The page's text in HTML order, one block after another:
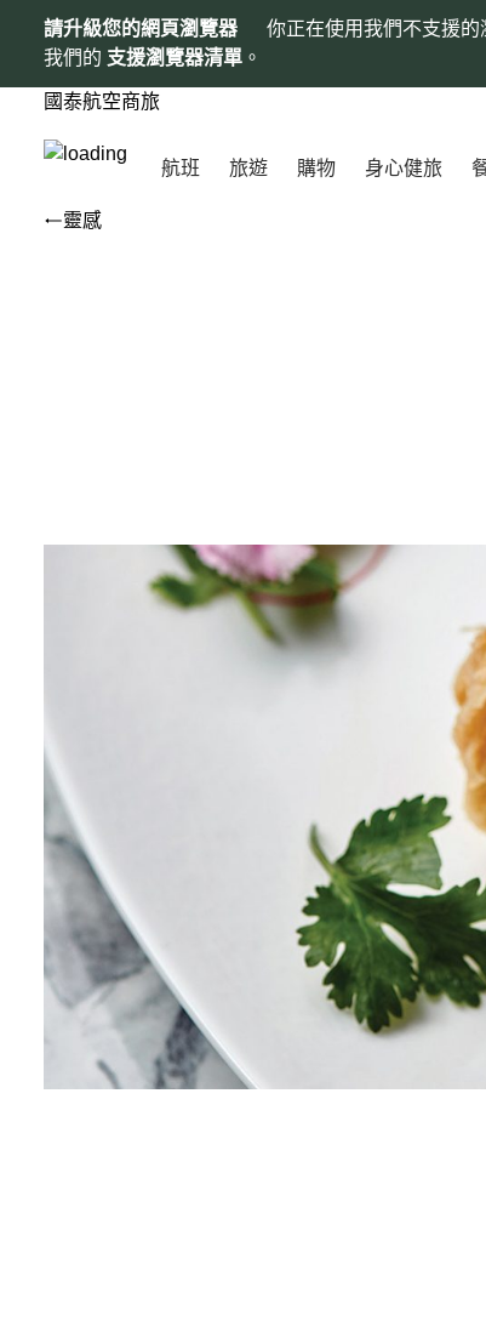
請升級您的網頁瀏覽器
你正在使用我們不支援
我們的 支援瀏覽器清單 。
國泰航空商旅
航班 旅遊 購物 身心健旅
靈感